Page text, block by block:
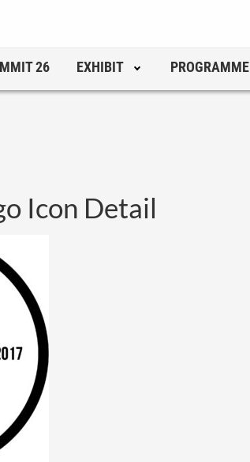
26 EXHIBIT PROGRAMME
Icon Detail